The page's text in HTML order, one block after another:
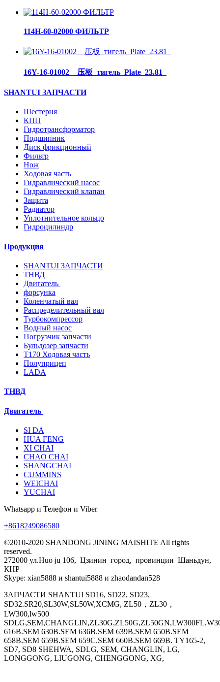
114H-60-02000 ФИЛЬТР
16Y-16-01002__压板_тигель_Plate_23.81_
SHANTUI ЗАПЧАСТИ
Шестерня
КПП
Гидротрансформатор
Подшипник
Диск фрикционный
Фильтр
Нож
Ходовая часть
Гидравлический насос
Гидравлический клапан
Защита
Радиатор
Уплотнительное кольцо
Гидроцилиндр
Продукция
SHANTUI ЗАПЧАСТИ
ТНВД
Двигатель
форсунка
Коленчатый вал
Распределительный вал
Турбокомпрессор
Водный насос
Погрузчик запчасти
Бульдозер запчасти
T170 Ходовая часть
Полуприцеп
LADA
ТНВД
Двигатель
SI DA
HUA FENG
XI CHAI
CHAO CHAI
SHANGCHAI
CUMMINS
WEICHAI
YUCHAI
Whatsapp и Телефон и Viber
+8618249086580
©2010-2020 SHANDONG JINING MAISHITE All rights
reserved.
272000 ул.Huo ju 106, Цзинин город, провинции Шаньдун,
КНР
Skype: xian5888 и shantui5888 и zhaodandan528
ЗАПЧАСТИ SHANTUI SD16, SD22, SD23,
SD32.SR20,SL30W,SL50W,XCMG, ZL50，ZL30，
LW300,lw500
616B.SEM 630B.SEM 636B.SEM 639B.SEM 650B.SEM
658B.SEM 659B.SEM 659C.SEM 660B.SEM 669B. TY165-2,
SD7, SD8 SHEHWA, SDLG, SEM, CHANGLIN, LG,
LONGGONG, LIUGONG, CHENGGONG, XG,